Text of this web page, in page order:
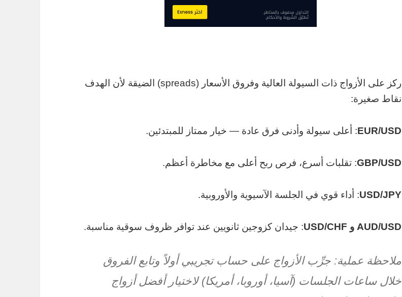
ركز على الأزواج ذات السيولة العالية وفروق الأسعار (spreads) الضيقة لأن الهدف
نقاط صغيرة:
EUR/USD: أعلى سيولة وأدنى فرق عادة — خيار ممتاز للمبتدئين.
GBP/USD: تقلبات أسرع، فرص ربح أعلى مع مخاطرة أعظم.
USD/JPY: أداء قوي في الجلسة الآسيوية والأوروبية.
AUD/USD و USD/CHF : جيدان كزوجين ثانويين عند توافر ظروف سوقية مناسبة.
ملاحظة عملية: جرِّب الأزواج على حساب تجريبي أولاً وتابع الفروق
خلال ساعات الجلسات (آسيا، أوروبا، أمريكا) لاختيار أفضل أزواج